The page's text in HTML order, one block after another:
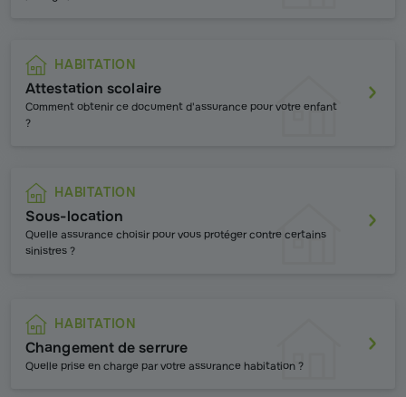
HABITATION
Attestation scolaire
Comment obtenir ce document d'assurance pour votre enfant
?
HABITATION
Sous-location
Quelle assurance choisir pour vous protéger contre certains
sinistres ?
HABITATION
Changement de serrure
Quelle prise en charge par votre assurance habitation ?